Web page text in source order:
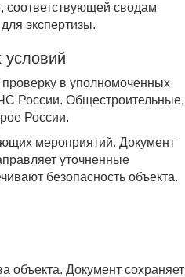
соответствующей сводам
экспертизы.
условий
в уполномоченных
России. Общестроительные,
России.
мероприятий. Документ
уточненные
безопасность объекта.
объекта. Документ сохраняет